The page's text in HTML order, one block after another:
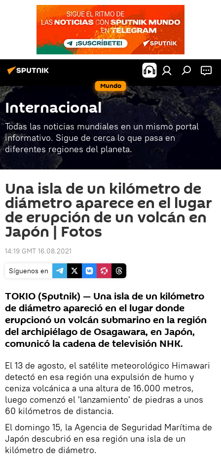
Mundo
Internacional
Todas las noticias mundiales en un mismo portal
informativo. Sigue de cerca lo que pasa en
diferentes regiones del planeta.
Una isla de un kilómetro de
diámetro aparece en el lugar
de erupción de un volcán en
Japón | Fotos
14:19 GMT 16.08.2021
Síguenos en
TOKIO (Sputnik) — Una isla de un kilómetro
de diámetro apareció en el lugar donde
erupcionó un volcán submarino en la región
del archipiélago de Osagawara, en Japón,
comunicó la cadena de televisión NHK.
El 13 de agosto, el satélite meteorológico Himawari
detectó en esa región una expulsión de humo y
ceniza volcánica a una altura de 16.000 metros,
luego comenzó el 'lanzamiento' de piedras a unos
60 kilómetros de distancia.
El domingo 15, la Agencia de Seguridad Marítima de
Japón descubrió en esa región una isla de un
kilómetro de diámetro.